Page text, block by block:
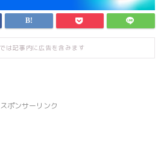
は記事内に広告を含みます
スポンサーリンク